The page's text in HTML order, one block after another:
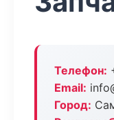
Телефон:
Email:
Город: